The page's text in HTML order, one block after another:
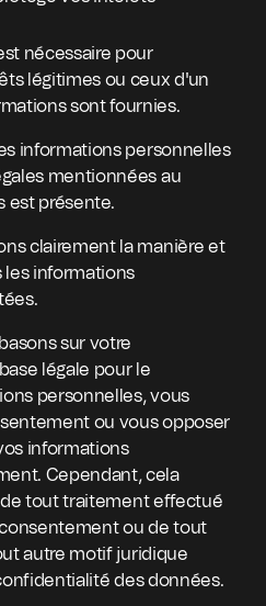
nécessaire pour
légitimes ou ceux d'un
sont fournies.
informations personnelles
mentionnées au
est présente.
clairement la manière et
les informations
sur votre
légale pour le
personnelles, vous
ou vous opposer
informations
Cependant, cela
tout traitement effectué
ou de tout
autre motif juridique
des données.